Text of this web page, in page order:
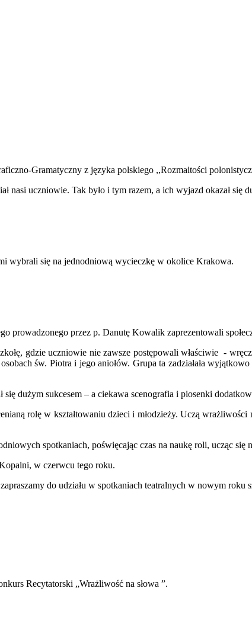
Gramatyczny z języka polskiego ,,Rozmaitości
nasi uczniowie. Tak było i tym razem, a ich wyjazd okazał się
wybrali się na jednodniową wycieczkę w okolice Krakowa.
prowadzonego przez p. Danutę Kowalik zaprezentowali
gdzie uczniowie nie zawsze postępowali właściwie -
św. Piotra i jego aniołów. Grupa ta zadziałała
dużym sukcesem – a ciekawa scenografia i piosenki
rolę w kształtowaniu dzieci i młodzieży. Uczą
spotkaniach, poświęcając czas na naukę roli, ucząc się
w czerwcu tego roku.
do udziału w spotkaniach teatralnych w nowym roku
Recytatorski „Wrażliwość na słowa ”.